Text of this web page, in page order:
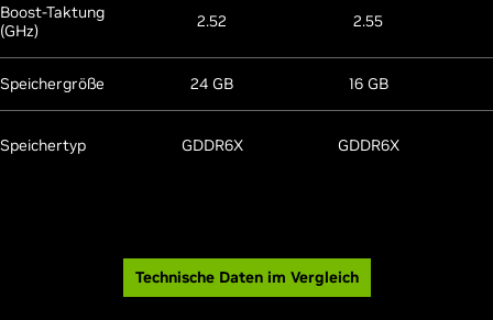
Boost-Taktung
(GHz)
2.52 2.55
Speichergröße 24 GB 16 GB
Speichertyp GDDR6X GDDR6X
Technische Daten im Vergleich